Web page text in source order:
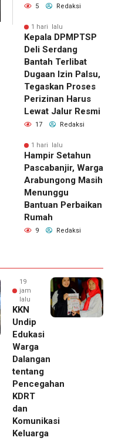
5 Redaksi
1 hari lalu
Kepala DPMPTSP
Deli Serdang
Bantah Terlibat
Dugaan Izin Palsu,
Tegaskan Proses
Perizinan Harus
Lewat Jalur Resmi
17 Redaksi
1 hari lalu
Hampir Setahun
Pascabanjir, Warga
Arabungong Masih
Menunggu
Bantuan Perbaikan
Rumah
9 Redaksi
19
jam
lalu
KKN
Undip
Edukasi
Warga
Dalangan
tentang
Pencegahan
KDRT
dan
Komunikasi
Keluarga